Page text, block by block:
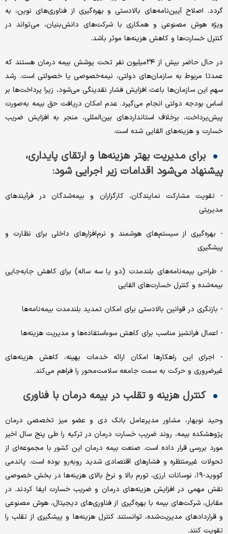
گردد. اصلاح آیین‌نامه‌های بالادستی و بهره‌گیری از فناوری‌های نوین، به
ویژه هوش مصنوعی و همکاری با شرکت‌های دانش‌بنیان، می‌تواند در
کنترل خسارت‌ها و کاهش هزینه‌ها موثر باشد.
در حال حاضر بیش از ۲۴‌میلیون نفر تحت پوشش بیمه درمان هستند که
عمدتا مربوط به سازمان‌های دولتی، نیمه‌خصوصی یا خصولتی است. رشد
سهم این سازمان‌ها باعث افزایش فشار نقدینگی می‌شود، زیرا پرداخت‌ها بر
اساس بودجه دولتی انجام می‌گیرد. عدم امکان دریافت حق بیمه به‌صورت
پیش‌پرداخت، برخلاف استانداردهای بین‌المللی، منجر به افزایش ضریب
خسارت و هزینه‌های القایی شده است.
برای مدیریت بهتر هزینه‌ها و ارتقای پایداری،
پیشنهاد می‌شود اقدامات زیر اجرایی شود:
- تقویت مشارکت نمایندگان، کارگزاران و بیمه‌شدگان در فرآیندهای
مدیریتی
- بهره‌گیری از سیستم‌های هوشمند و نرم‌افزارهای داخلی برای نظارت و
پیشگیری
- طراحی بیمه‌نامه‌های بلندمدت (دو یا سه ساله) برای کاهش جابه‌جایی
بیمه‌شده و کنترل خسارت‌های القایی
- بازنگری در قوانین بالادستی برای امکان تمدید بلندمدت بیمه‌نامه‌ها
- اعمال فرانشیز مناسب برای کاهش سوءاستفاده‌ها و مدیریت هزینه‌ها
- اجرای این راهکارها امکان ارائه خدمات بهینه، کاهش هزینه‌های
غیرضروری و حرکت به سمت جامعه سلامت‌محور را فراهم می‌کند.
کنترل هزینه و تقلب در بیمه درمان با فناوری
وحید نوبهار، مشاور مدیرعامل بانک دی و عضو میز تخصصی درمان
پژوهشکده بیمه، روند ضریب خسارت درمان در ترکیه را طی پنج سال اخیر
مورد بررسی قرار داده است. صنعت بیمه درمان این کشور با مجموعه‌ای از
تحولات غیرمنتظره و فشارهای اقتصادی شدید روبه‌رو بوده است. پاندمی
کووید-۱۹، نوسانات ارزی، تورم بالا و نرخ بالای هزینه‌ها در بخش خصوصی
نقش مهمی در افزایش هزینه‌های درمان و ضریب خسارت ایفا کردند. در
مقابل، شرکت‌های بیمه با بهره‌گیری از فناوری‌های دیجیتال، هوش مصنوعی
و قراردادهای مدیریت‌شده، توانستند کنترل هزینه‌ها و پیشگیری از تقلب را
تقویت کنند.